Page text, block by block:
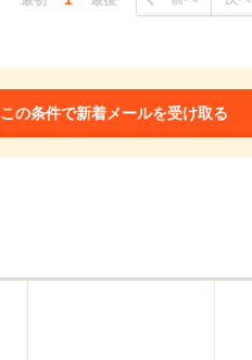
この条件で新着メールを受け取る